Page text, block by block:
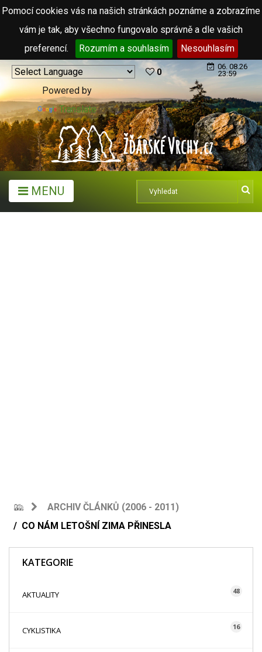
Pomocí cookies vás na našich stránkách poznáme a zobrazíme
vám je tak, aby všechno fungovalo správně a dle vašich
preferencí.
Rozumím a souhlasím Nesouhlasím
Powered by
Translate
0
06. 08.26
23:59
MENU
ARCHIV ČLÁNKŮ (2006 - 2011)
CO NÁM LETOŠNÍ ZIMA PŘINESLA
KATEGORIE
AKTUALITY 48
CYKLISTIKA 16